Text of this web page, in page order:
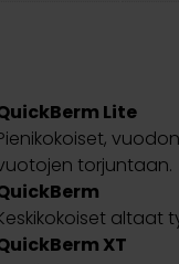
Lite
torjuntaan.
altaat
XT